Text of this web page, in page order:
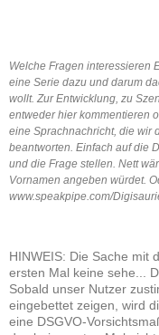
Welche Fragen interessieren
eine Serie dazu und darum
wollt. Zur Entwicklung, zu
entweder hier kommentieren
eine Sprachnachricht, die wir
beantworten. Einfach auf die
und die Frage stellen. Nett
Vornamen angeben würdet.
www.speakpipe.com/
HINWEIS: Die Sache mit
ersten Mal keine sehe...
Sobald unser Nutzer
eingebettet zeigen, wird
eine DSGVO-